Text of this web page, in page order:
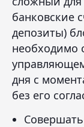
банковские
депозиты)
необходимо
дня с
без его